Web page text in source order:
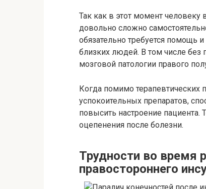
Так как в этот момент
довольно сложно
обязательно требуется помощь
близких людей. В том числе без
мозговой патологии правого
Когда помимо
успокоительных препаратов,
повысить настроение пациента.
оцепенения после болезни.
Трудности во время
правостороннего